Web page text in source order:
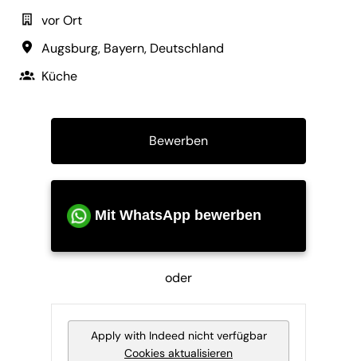
vor Ort
Augsburg, Bayern, Deutschland
Küche
Bewerben
Mit WhatsApp bewerben
oder
Apply with Indeed nicht verfügbar
Cookies aktualisieren